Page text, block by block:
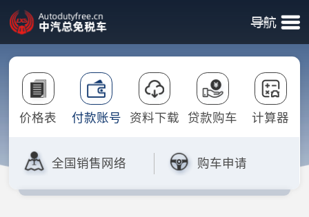
价格表 付款账号 资料下载 贷款购车 计算器
全国销售网络 购车申请